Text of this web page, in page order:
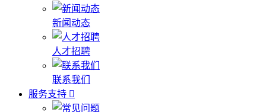
新闻动态
人才招聘
联系我们
服务支持